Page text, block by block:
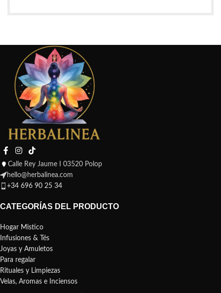
Calle Rey Jaume I 03520 Polop
hello@herbalinea.com
+34 696 90 25 34
CATEGORÍAS DEL PRODUCTO
Hogar Mistico
Infusiones & Tés
Joyas y Amuletos
Para regalar
Rituales y Limpiezas
Velas, Aromas e Inciensos